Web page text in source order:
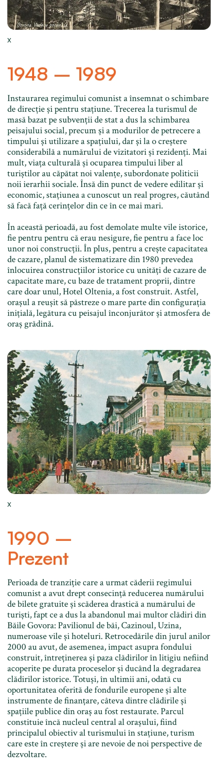
X
1948 – 1989
Instaurarea regimului comunist a însemnat o schimbare
de direcție și pentru stațiune. Trecerea la turismul de
masă bazat pe subvenții de stat a dus la schimbarea
peisajului social, precum și a modurilor de petrecere a
timpului și utilizare a spațiului, dar și la o creștere
considerabilă a numărului de vizitatori și rezidenți. Mai
mult, viața culturală și ocuparea timpului liber al
turiștilor au căpătat noi valențe, subordonate politicii
noii ierarhii sociale. Însă din punct de vedere edilitar și
economic, stațiunea a cunoscut un real progres, căutând
să facă față cerințelor din ce în ce mai mari.
În această perioadă, au fost demolate multe vile istorice,
fie pentru pentru că erau nesigure, fie pentru a face loc
unor noi construcții. În plus, pentru a crește capacitatea
de cazare, planul de sistematizare din 1980 prevedea
înlocuirea construcțiilor istorice cu unități de cazare de
capacitate mare, cu baze de tratament proprii, dintre
care doar unul, Hotel Oltenia, a fost construit. Astfel,
orașul a reușit să păstreze o mare parte din configurația
inițială, legătura cu peisajul înconjurător și atmosfera de
oraș grădină.
X
1990 –
Prezent
Perioada de tranziție care a urmat căderii regimului
comunist a avut drept consecință reducerea numărului
de bilete gratuite și scăderea drastică a numărului de
turiști, fapt ce a dus la abandonul mai multor clădiri din
Băile Govora: Pavilionul de băi, Cazinoul, Uzina,
numeroase vile și hoteluri. Retrocedările din jurul anilor
2000 au avut, de asemenea, impact asupra fondului
construit, întreținerea și paza clădirilor în litigiu nefiind
acoperite pe durata proceselor și ducând la degradarea
clădirilor istorice. Totuși, în ultimii ani, odată cu
oportunitatea oferită de fondurile europene și alte
instrumente de finanțare, câteva dintre clădirile și
spațiile publice din oraș au fost restaurate. Parcul
constituie încă nucleul central al orașului, fiind
principalul obiectiv al turismului în stațiune, turism
care este în creștere și are nevoie de noi perspective de
dezvoltare.